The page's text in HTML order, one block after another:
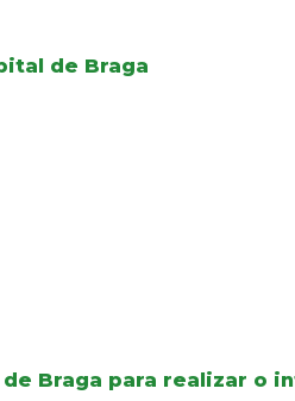
de Braga
Braga para realizar o